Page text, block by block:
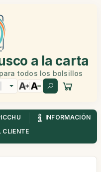
a la carta
todos los bolsillos
INFORMACIÓN
CLIENTE